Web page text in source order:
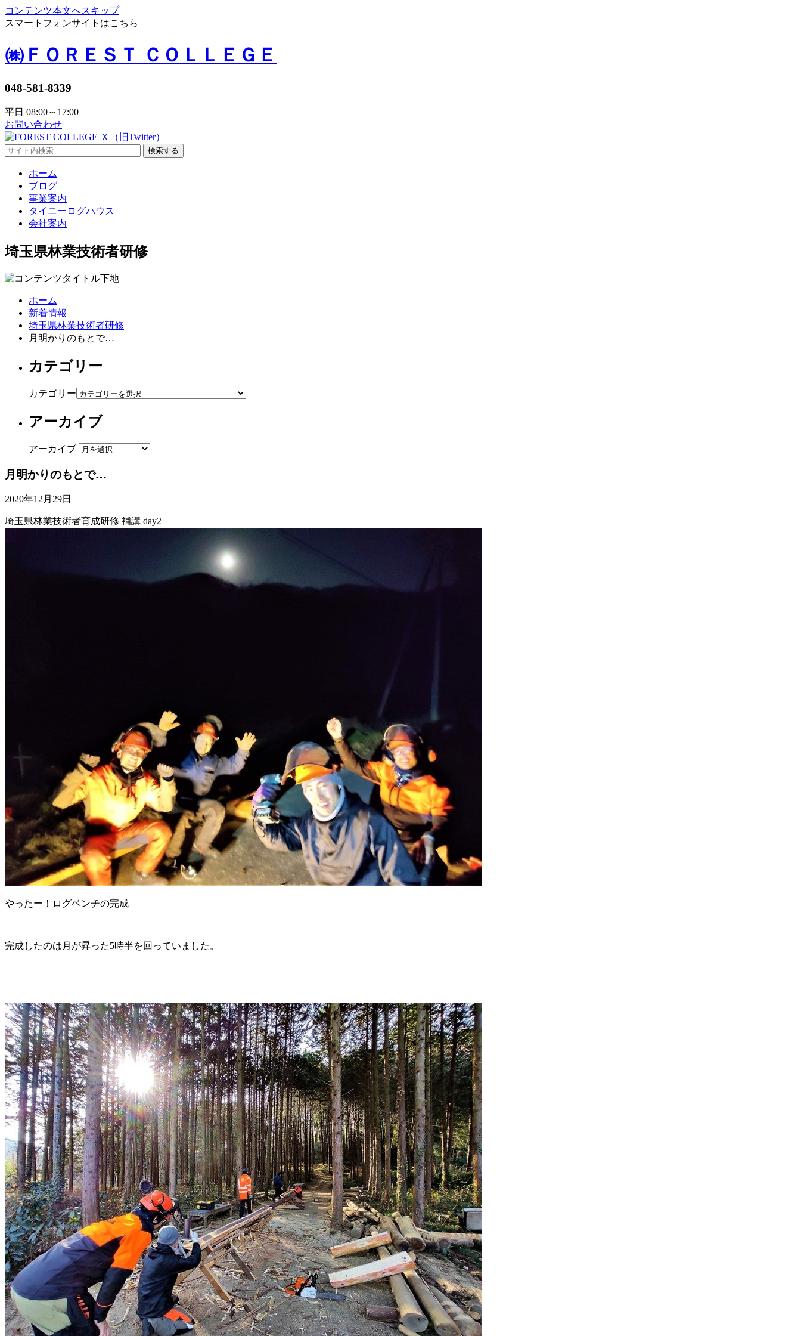
コンテンツ本文へスキップ
スマートフォンサイトはこちら
㈱ＦＯＲＥＳＴ ＣＯＬＬＥＧＥ
048-581-8339
平日 08:00～17:00
お問い合わせ
検索する
ホーム
ブログ
事業案内
タイニーログハウス
会社案内
埼玉県林業技術者研修
ホーム
新着情報
埼玉県林業技術者研修
月明かりのもとで…
カテゴリー
カテゴリー
アーカイブ
アーカイブ
月明かりのもとで…
2020年12月29日
埼玉県林業技術者育成研修 補講 day2
やったー！ログベンチの完成
完成したのは月が昇った5時半を回っていました。